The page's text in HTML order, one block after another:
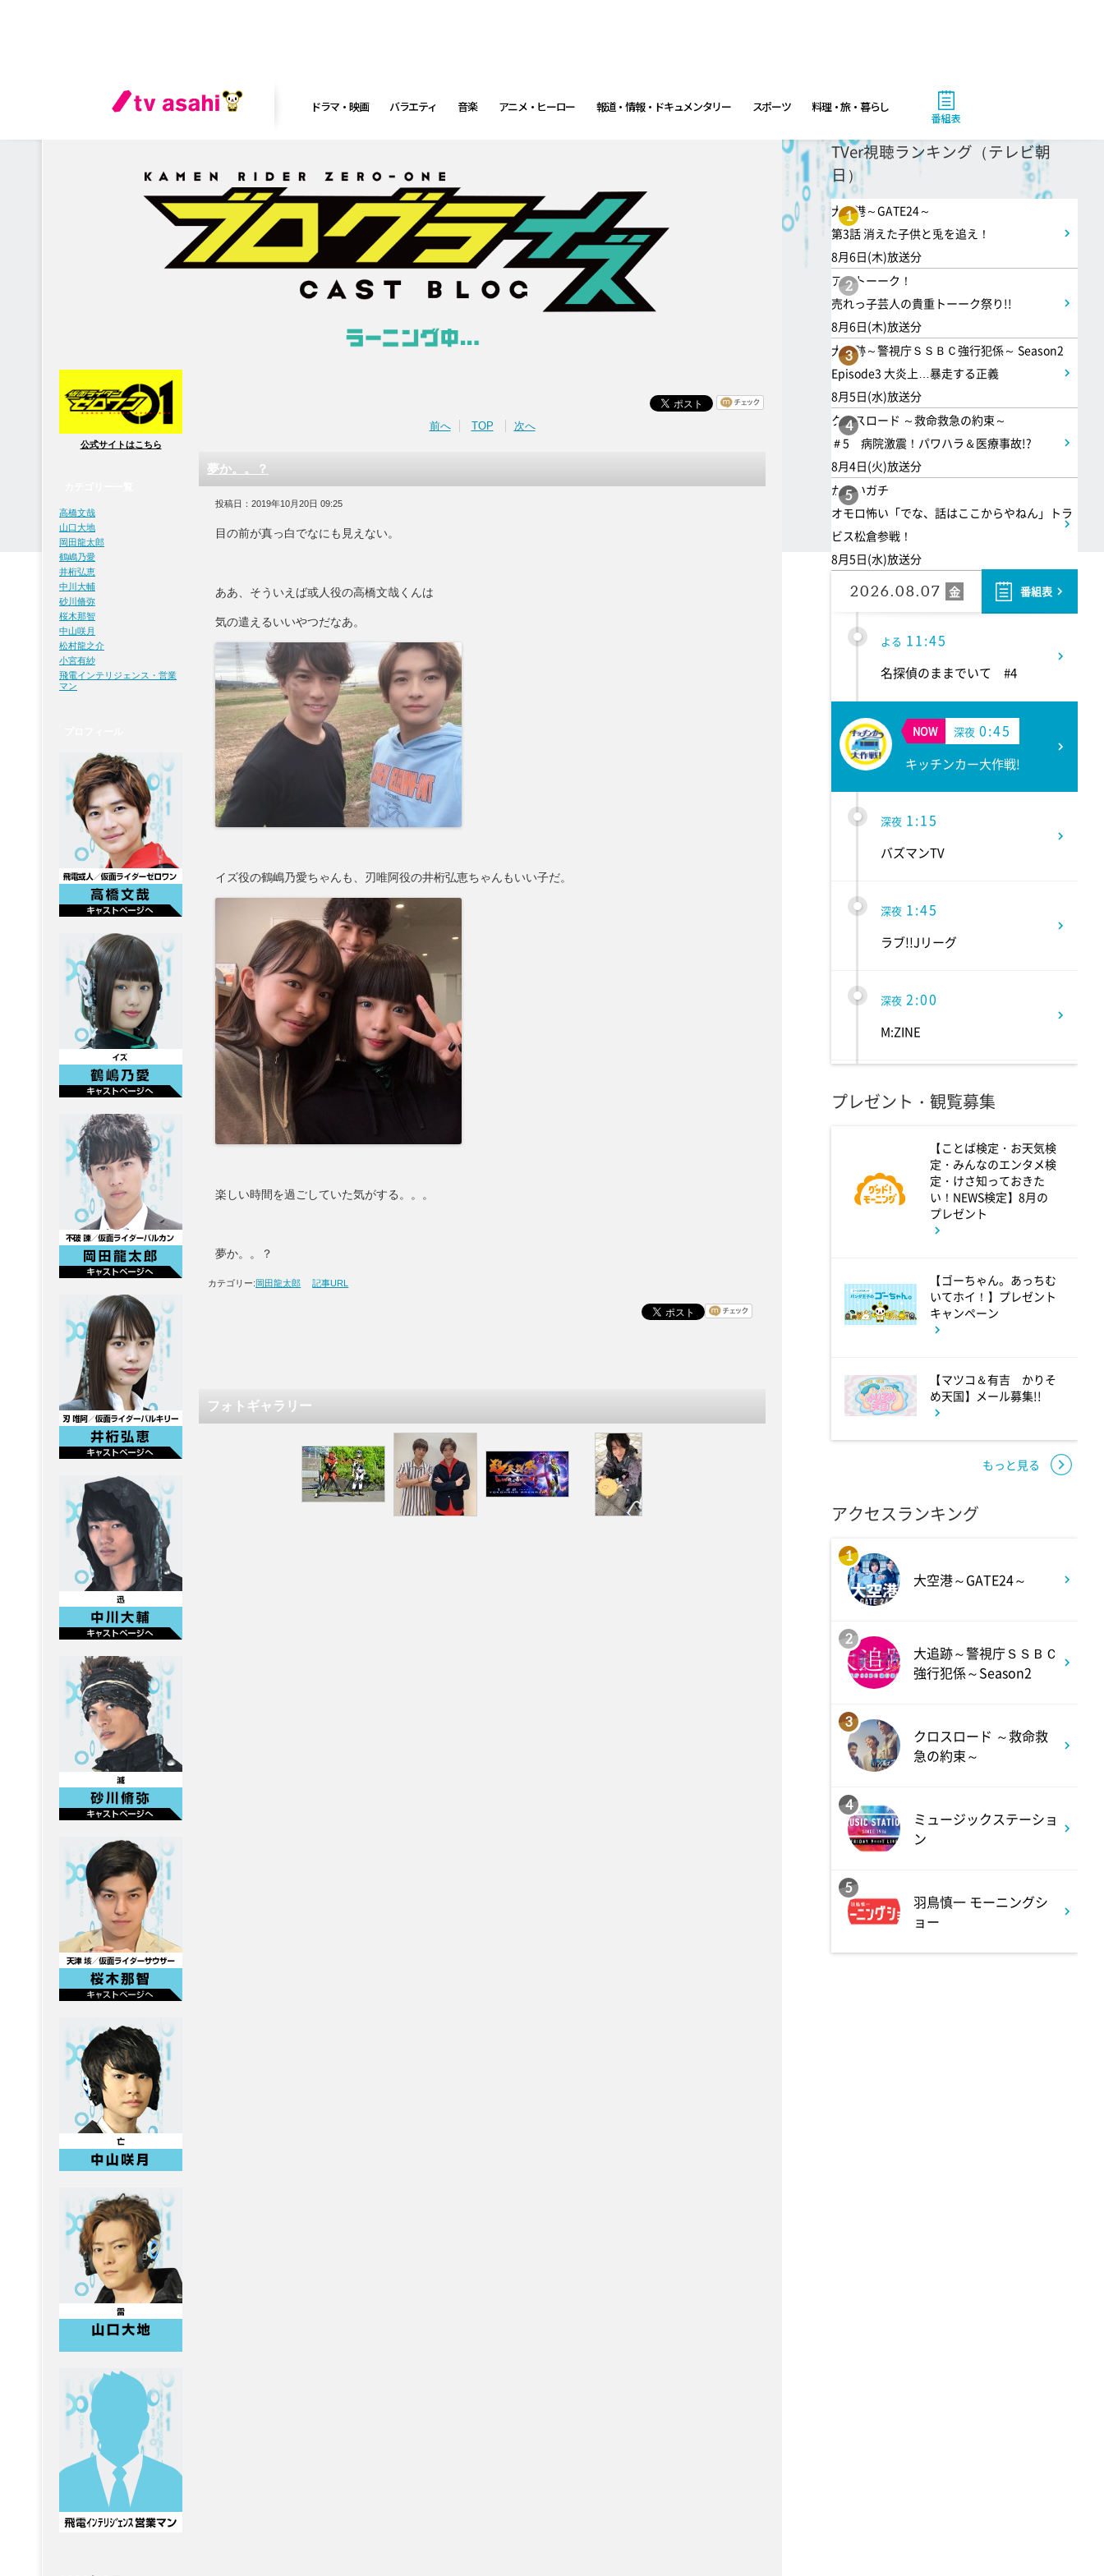
ドラマ・映画 バラエティ 音楽 アニメ・ヒーロー 報道・情報・ドキュメンタリー スポーツ 料理・旅・暮らし
番組表
公式サイトはこちら
高橋文哉
山口大地
岡田龍太郎
鶴嶋乃愛
井桁弘恵
中川大輔
砂川脩弥
桜木那智
中山咲月
松村龍之介
小宮有紗
飛電インテリジェンス・営業
マン
前へ TOP 次へ
夢か。。？
投稿日：2019年10月20日 09:25
目の前が真っ白でなにも見えない。
ああ、そういえば或人役の高橋文哉くんは
気の遣えるいいやつだなあ。
イズ役の鶴嶋乃愛ちゃんも、刃唯阿役の井桁弘恵ちゃんもいい子だ。
楽しい時間を過ごしていた気がする。。。
夢か。。？
カテゴリー: 岡田龍太郎 記事URL
フォトギャラリー
TVer視聴ランキング（テレビ朝
日）
1
大空港～GATE24～
第3話 消えた子供と兎を追え！
8月6日(木)放送分
2
アメトーーク！
売れっ子芸人の貴重トーーク祭り!!
8月6日(木)放送分
3
大追跡～警視庁ＳＳＢＣ強行犯係～ Season2
Episode3 大炎上…暴走する正義
8月5日(水)放送分
4
クロスロード ～救命救急の約束～
＃5 病院激震！パワハラ＆医療事故!?
8月4日(火)放送分
5
かまいガチ
オモロ怖い「でな、話はここからやねん」トラ
ビス松倉参戦！
8月5日(水)放送分
2026.08.07 金 番組表
私の幸福時間
よる 9:00
ミュージックステーション
10周年あいみょん、TMR、
曲
よる 9:54
報道ステーション 台風13号
が沖縄直撃し停電・倒木も…来
週は15号が列島上陸へ
よる 11:10
熱闘甲子園 涙は、強さにな
る。
よる 11:40
気づきの扉
よる 11:45
名探偵のままでいて #4
NOW 深夜 0:45
キッチンカー大作戦!
深夜 1:15
バズマンTV
深夜 1:45
ラブ!!Jリーグ
深夜 2:00
M:ZINE
2:20
深夜 2:22
全力!アオハル応援団
新日ちゃんぴおん! 天山広吉
クリニックでお悩み解決!
深夜 3:17
イベレコ
秘湯ロマン
プレゼント・観覧募集
【ことば検定・お天気検
定・みんなのエンタメ検
定・けさ知っておきた
い！NEWS検定】8月の
プレゼント
【ゴーちゃん。あっちむ
いてホイ！】プレゼント
キャンペーン
【マツコ＆有吉 かりそ
め天国】メール募集!!
もっと見る
アクセスランキング
1
大空港～GATE24～
2
大追跡～警視庁ＳＳＢＣ
強行犯係～Season2
3
クロスロード ～救命救
急の約束～
4
ミュージックステーショ
ン
5
羽鳥慎一 モーニングシ
ョー